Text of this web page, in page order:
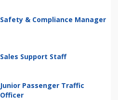
Safety & Compliance Manager
Sales Support Staff
Junior Passenger Traffic
Officer